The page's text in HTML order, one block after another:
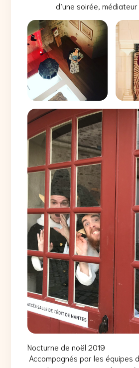
d’une soirée,
Nocturne de noël 2019
Accompagnés par les équipes